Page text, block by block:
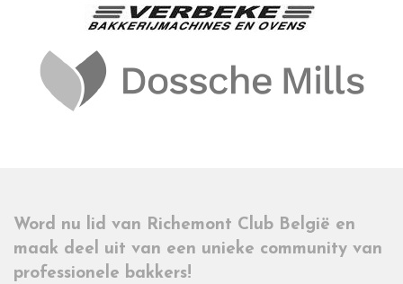
Word nu lid van Richemont Club België en
maak deel uit van een unieke community van
professionele bakkers!